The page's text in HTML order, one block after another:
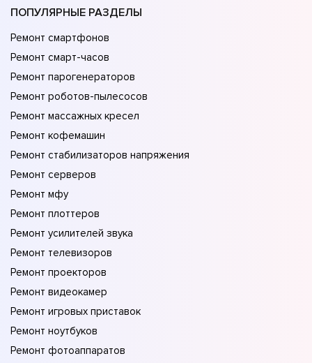
ПОПУЛЯРНЫЕ РАЗДЕЛЫ
Ремонт смартфонов
Ремонт смарт-часов
Ремонт парогенераторов
Ремонт роботов-пылесосов
Ремонт массажных кресел
Ремонт кофемашин
Ремонт стабилизаторов напряжения
Ремонт серверов
Ремонт мфу
Ремонт плоттеров
Ремонт усилителей звука
Ремонт телевизоров
Ремонт проекторов
Ремонт видеокамер
Ремонт игровых приставок
Ремонт ноутбуков
Ремонт фотоаппаратов